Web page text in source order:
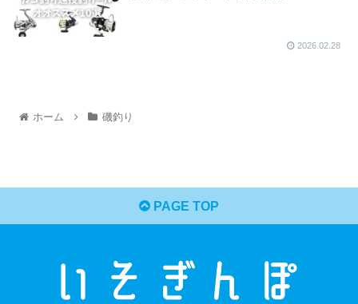
2026.02.28
ホーム 磯釣り
PAGE TOP